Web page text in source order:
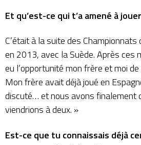
Et qu’est-ce qui t’a amené à
C’était à la suite des Championnats
en 2013, avec la Suède. Après ces
eu l’opportunité mon frère et moi
Mon frère avait déjà joué en
discuté… et nous avons finalement
viendrions à deux. »
Est-ce que tu connaissais déjà